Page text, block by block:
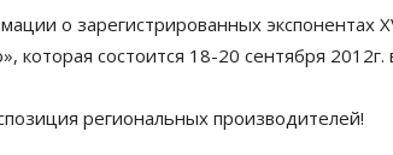
о зарегистрированных экспонентах
которая состоится 18-20 сентября
региональных производителей!